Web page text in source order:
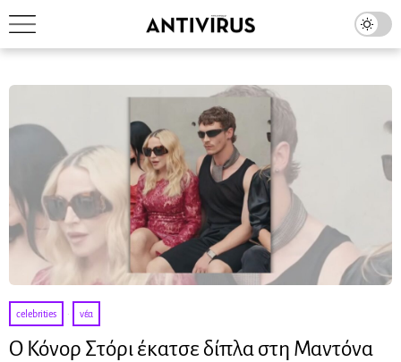
celebrities · νέα
Ο Κόνορ Στόρι έκατσε δίπλα στη Μαντόνα